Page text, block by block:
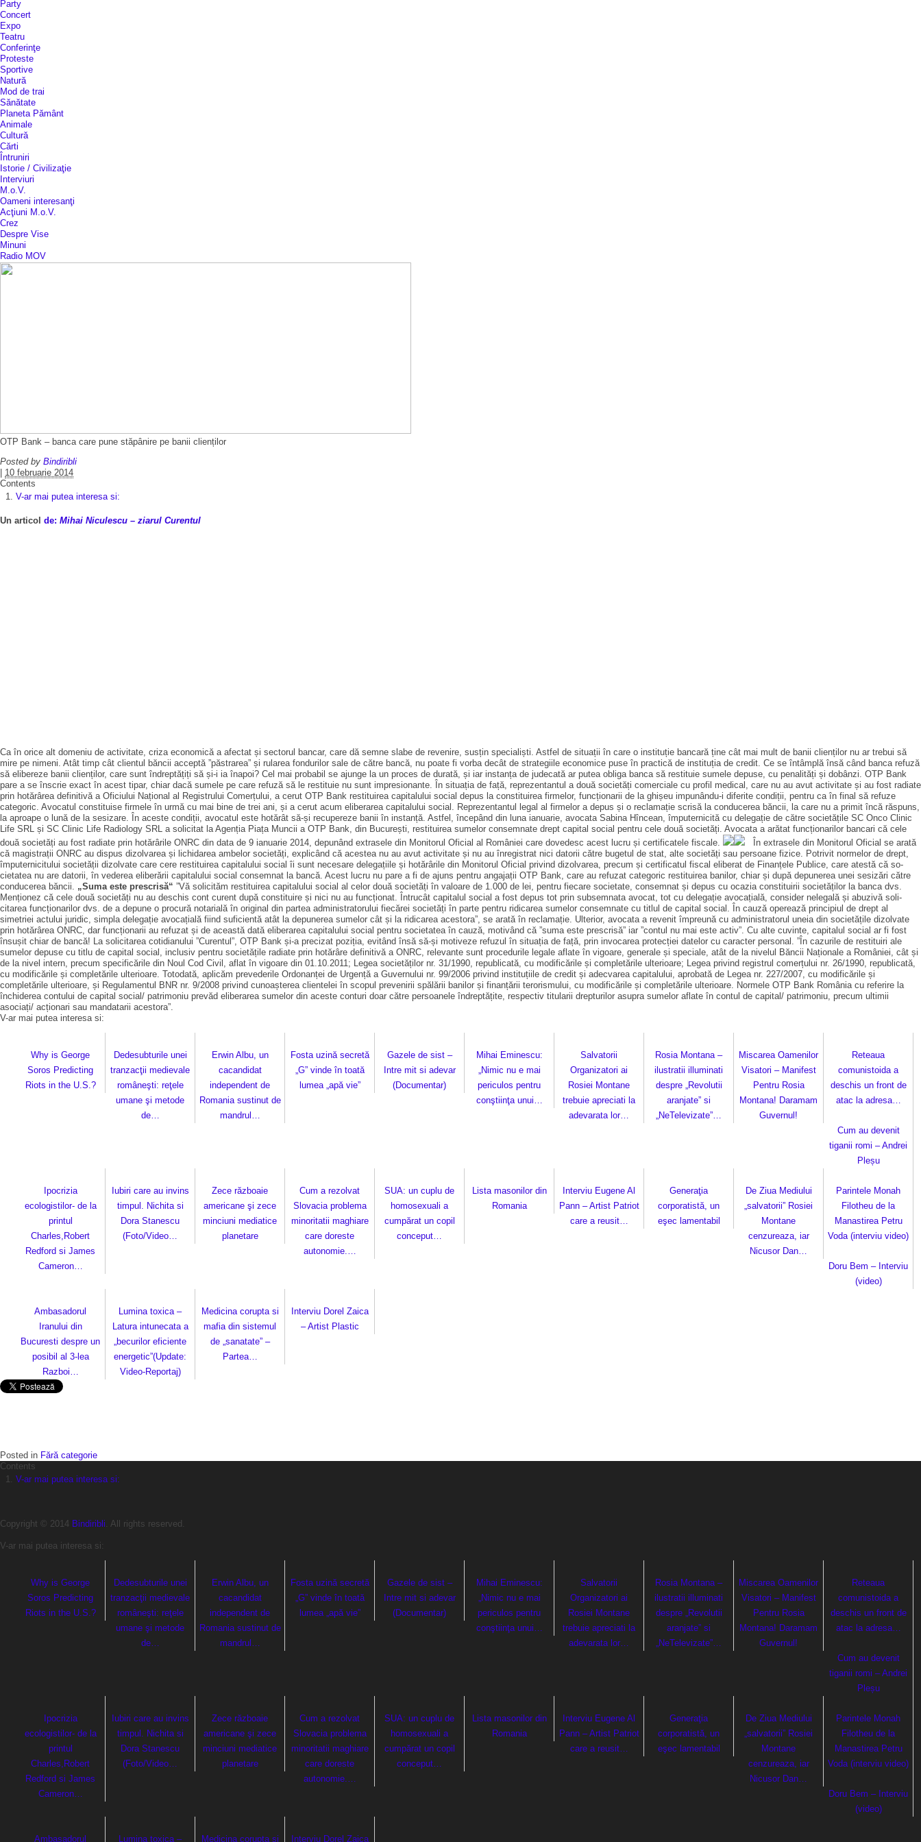
Party
Concert
Expo
Teatru
Conferinţe
Proteste
Sportive
Natură
Mod de trai
Sănătate
Planeta Pământ
Animale
Cultură
Cărti
Întruniri
Istorie / Civilizaţie
Interviuri
M.o.V.
Oameni interesanţi
Acţiuni M.o.V.
Crez
Despre Vise
Minuni
Radio MOV
OTP Bank – banca care pune stăpânire pe banii clienților
Posted by Bindiribli
10 februarie 2014
Contents
V-ar mai putea interesa si:
Un articol de: Mihai Niculescu – ziarul Curentul
Ca în orice alt domeniu de activitate, criza economică a afectat și sectorul bancar, care dă semne slabe de revenire, susțin specialiști. Astfel de situații în care o instituție bancară ține cât mai mult de banii clienților nu ar trebui să
mire pe nimeni. Atât timp cât clientul băncii acceptă ”păstrarea” și rularea fondurilor sale de către bancă, nu poate fi vorba decât de strategiile economice puse în practică de instituția de credit. Ce se întâmplă însă când banca refuză
să elibereze banii clienților, care sunt îndreptățiți să și-i ia înapoi? Cel mai probabil se ajunge la un proces de durată, și iar instanța de judecată ar putea obliga banca să restituie sumele depuse, cu penalități și dobânzi. OTP Bank
pare a se înscrie exact în acest tipar, chiar dacă sumele pe care refuză să le restituie nu sunt impresionante. În situația de față, reprezentantul a două societăți comerciale cu profil medical, care nu au avut acti­vitate și au fost radiate
prin hotărârea definitivă a Oficiului Național al Registrului Comer­țului, a cerut OTP Bank restituirea capitalului social depus la constituirea firmelor, funcționarii de la ghișeu impunându-i diferite condiții, pentru ca în final să refuze
categoric. Avocatul constituise firmele în urmă cu mai bine de trei ani, și a cerut acum eliberarea capitalului social. Reprezentantul legal al firmelor a depus și o reclamație scrisă la conducerea băncii, la care nu a primit încă răspuns,
la aproape o lună de la sesizare. În aceste condiții, avocatul este hotărât să-și recupereze banii în instanță. Astfel, începând din luna ia­nuarie, avocata Sabina Hîncean, împuternicită cu delegație de către societățile SC Onco Clinic
Life SRL și SC Clinic Life Radi­ology SRL a solicitat la Agenția Piața Muncii a OTP Bank, din București, restituirea sumelor consemnate drept capital social pentru cele două societăți. Avocata a arătat funcționarilor bancari că cele
două societăți au fost radiate prin hotărârile ONRC din data de 9 ianuarie 2014, depunând extrasele din Monitorul Oficial al României care dove­desc acest lucru și certificatele fiscale.
În extrasele din Monitorul Oficial se arată
că magistrații ONRC au dispus dizolvarea și lichidarea ambelor societăți, explicând că acestea nu au avut activitate și nu au înregistrat nici datorii către bugetul de stat, alte societăți sau persoane fizice. Potrivit normelor de drept,
împu­ternicitului societății dizolvate care cere restituirea capitalului social îi sunt necesare de­legațiile și hotărârile din Moni­torul Oficial privind dizolvarea, precum și certificatul fiscal eliberat de Fi­nanțele Publice, care atestă că so­
cietatea nu are datorii, în ve­derea eliberării capitalului social consemnat la bancă. Acest lucru nu pare a fi de ajuns pentru angajații OTP Bank, care au refuzat categoric restituirea ba­nilor, chiar și după depunerea unei sesizări către
conducerea băncii. „Suma este prescrisă“ ”Vă solicităm restituirea ca­pitalului social al celor două societăți în valoare de 1.000 de lei, pentru fiecare societate, consemnat și depus cu ocazia constituirii societăților la banca dvs.
Mențio­nez că cele două societăți nu au deschis cont curent după constituire și nici nu au funcționat. Întru­cât capitalul social a fost depus tot prin subsemnata avocat, tot cu delegație avocațială, consider nelegală și abuzivă soli­
citarea funcționarilor dvs. de a depune o procură notarială în original din partea administratorului fiecărei societăți în parte pentru ridicarea sumelor consemnate cu titlul de capital social. În cauză operează principiul de drept al
simetriei actului juridic, simpla delegație avocațială fiind suficientă atât la depunerea sume­lor cât și la ridicarea acestora”, se arată în reclamație. Ulterior, avocata a revenit împreună cu admi­nistratorul uneia din societățile dizolvate
prin hotărârea ONRC, dar funcționarii au refuzat și de această dată eliberarea capitalului social pentru societatea în cauză, motivând că ”suma este prescrisă” iar ”contul nu mai este activ”. Cu alte cuvinte, capitalul social ar fi fost
însușit chiar de bancă! La solicitarea cotidianului ”Curentul”, OTP Bank și-a precizat poziția, evitând însă să-și motiveze refuzul în situația de față, prin invocarea protecției datelor cu caracter personal. ”În cazurile de restituiri ale
sumelor depuse cu titlu de capital social, inclusiv pentru societățile radiate prin hotărâre definitivă a ONRC, relevante sunt procedurile legale aflate în vigoare, generale și speciale, atât de la nivelul Băncii Naționale a României, cât și
de la nivel intern, precum specificările din Noul Cod Civil, aflat în vigoare din 01.10.2011; Legea societăților nr. 31/1990, republicată, cu modificările și completările ulterioare; Legea privind registrul comerțului nr. 26/1990, republicată,
cu modificările și completările ulterioare. Totodată, aplicăm prevederile Ordonanței de Urgență a Guvernului nr. 99/2006 privind instituțiile de credit și adecvarea capitalului, aprobată de Legea nr. 227/2007, cu modificările și
completările ulterioare, și Regulamentul BNR nr. 9/2008 privind cunoașterea clientelei în scopul prevenirii spălării banilor și finanțării tero­rismului, cu modificările și completările ulterioare. Normele OTP Bank România cu referire la
închi­derea contului de capital social/ patrimoniu prevăd eliberarea sumelor din aceste conturi doar către persoanele îndreptățite, res­pectiv titularii drepturilor asupra sumelor aflate în contul de capital/ patrimoniu, precum ulti­mii
asociați/ acționari sau mandatarii acestora”.
V-ar mai putea interesa si:
Why is George
Soros Predicting
Riots in the U.S.?
Dedesubturile unei
tranzacţii medievale
româneşti: reţele
umane şi metode
de…
Erwin Albu, un
cacandidat
independent de
Romania sustinut de
mandrul…
Fosta uzină secretă
„G” vinde în toată
lumea „apă vie”
Gazele de sist –
Intre mit si adevar
(Documentar)
Mihai Eminescu:
„Nimic nu e mai
periculos pentru
conştiinţa unui…
Salvatorii
Organizatori ai
Rosiei Montane
trebuie apreciati la
adevarata lor…
Rosia Montana –
ilustratii illuminati
despre „Revolutii
aranjate” si
„NeTelevizate”…
Miscarea Oamenilor
Visatori – Manifest
Pentru Rosia
Montana! Daramam
Guvernul!
Reteaua
comunistoida a
deschis un front de
atac la adresa…
Cum au devenit
tiganii romi – Andrei
Pleșu
Ipocrizia
ecologistilor- de la
printul
Charles,Robert
Redford si James
Cameron…
Iubiri care au invins
timpul. Nichita si
Dora Stanescu
(Foto/Video…
Zece războaie
americane şi zece
minciuni mediatice
planetare
Cum a rezolvat
Slovacia problema
minoritatii maghiare
care doreste
autonomie.…
SUA: un cuplu de
homosexuali a
cumpărat un copil
conceput…
Lista masonilor din
Romania
Interviu Eugene Al
Pann – Artist Patriot
care a reusit…
Generaţia
corporatistă, un
eşec lamentabil
De Ziua Mediului
„salvatorii” Rosiei
Montane
cenzureaza, iar
Nicusor Dan…
Parintele Monah
Filotheu de la
Manastirea Petru
Voda (interviu video)
Doru Bem – Interviu
(video)
Ambasadorul
Iranului din
Bucuresti despre un
posibil al 3-lea
Razboi…
Lumina toxica –
Latura intunecata a
„becurilor eficiente
energetic”(Update:
Video-Reportaj)
Medicina corupta si
mafia din sistemul
de „sanatate” –
Partea…
Interviu Dorel Zaica
– Artist Plastic
Posted in Fără categorie
Contents
V-ar mai putea interesa si:
Copyright © 2014 Bindiribli. All rights reserved.
V-ar mai putea interesa si:
Why is George
Soros Predicting
Riots in the U.S.?
Dedesubturile unei
tranzacţii medievale
româneşti: reţele
umane şi metode
de…
Erwin Albu, un
cacandidat
independent de
Romania sustinut de
mandrul…
Fosta uzină secretă
„G” vinde în toată
lumea „apă vie”
Gazele de sist –
Intre mit si adevar
(Documentar)
Mihai Eminescu:
„Nimic nu e mai
periculos pentru
conştiinţa unui…
Salvatorii
Organizatori ai
Rosiei Montane
trebuie apreciati la
adevarata lor…
Rosia Montana –
ilustratii illuminati
despre „Revolutii
aranjate” si
„NeTelevizate”…
Miscarea Oamenilor
Visatori – Manifest
Pentru Rosia
Montana! Daramam
Guvernul!
Reteaua
comunistoida a
deschis un front de
atac la adresa…
Cum au devenit
tiganii romi – Andrei
Pleșu
Ipocrizia
ecologistilor- de la
printul
Charles,Robert
Redford si James
Cameron…
Iubiri care au invins
timpul. Nichita si
Dora Stanescu
(Foto/Video…
Zece războaie
americane şi zece
minciuni mediatice
planetare
Cum a rezolvat
Slovacia problema
minoritatii maghiare
care doreste
autonomie.…
SUA: un cuplu de
homosexuali a
cumpărat un copil
conceput…
Lista masonilor din
Romania
Interviu Eugene Al
Pann – Artist Patriot
care a reusit…
Generaţia
corporatistă, un
eşec lamentabil
De Ziua Mediului
„salvatorii” Rosiei
Montane
cenzureaza, iar
Nicusor Dan…
Parintele Monah
Filotheu de la
Manastirea Petru
Voda (interviu video)
Doru Bem – Interviu
(video)
Ambasadorul Lumina toxica – Medicina corupta si Interviu Dorel Zaica